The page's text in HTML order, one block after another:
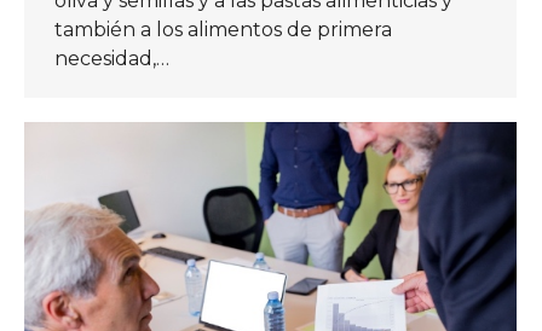
también a los alimentos de primera
necesidad,…